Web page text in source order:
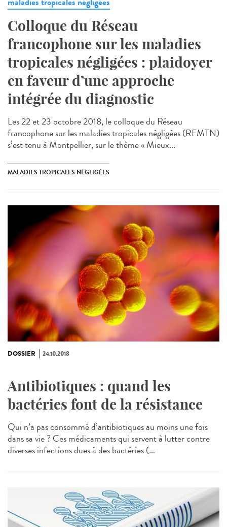
Colloque du Réseau
francophone sur les maladies
tropicales négligées : plaidoyer
en faveur d’une approche
intégrée du diagnostic
Les 22 et 23 octobre 2018, le colloque du Réseau
francophone sur les maladies tropicales négligées (RFMTN)
s’est tenu à Montpellier, sur le thème « Mieux...
MALADIES TROPICALES NÉGLIGÉES
DOSSIER 24.10.2018
Antibiotiques : quand les
bactéries font de la résistance
Qui n’a pas consommé d’antibiotiques au moins une fois
dans sa vie ? Ces médicaments qui servent à lutter contre
diverses infections dues à des bactéries (...